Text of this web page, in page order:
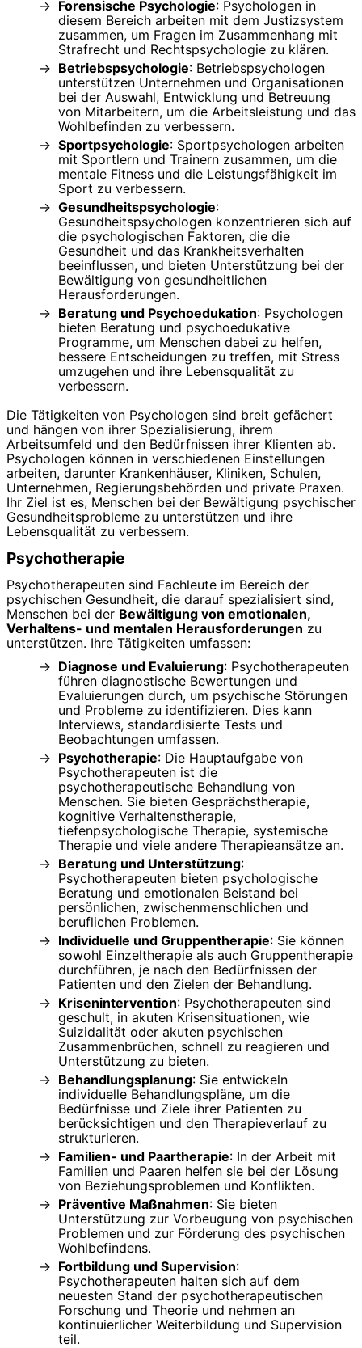
Forensische Psychologie: Psychologen in
diesem Bereich arbeiten mit dem Justizsystem
zusammen, um Fragen im Zusammenhang mit
Strafrecht und Rechtspsychologie zu klären.
Betriebspsychologie: Betriebspsychologen
unterstützen Unternehmen und Organisationen
bei der Auswahl, Entwicklung und Betreuung
von Mitarbeitern, um die Arbeitsleistung und das
Wohlbefinden zu verbessern.
Sportpsychologie: Sportpsychologen arbeiten
mit Sportlern und Trainern zusammen, um die
mentale Fitness und die Leistungsfähigkeit im
Sport zu verbessern.
Gesundheitspsychologie:
Gesundheitspsychologen konzentrieren sich auf
die psychologischen Faktoren, die die
Gesundheit und das Krankheitsverhalten
beeinflussen, und bieten Unterstützung bei der
Bewältigung von gesundheitlichen
Herausforderungen.
Beratung und Psychoedukation: Psychologen
bieten Beratung und psychoedukative
Programme, um Menschen dabei zu helfen,
bessere Entscheidungen zu treffen, mit Stress
umzugehen und ihre Lebensqualität zu
verbessern.
Die Tätigkeiten von Psychologen sind breit gefächert
und hängen von ihrer Spezialisierung, ihrem
Arbeitsumfeld und den Bedürfnissen ihrer Klienten ab.
Psychologen können in verschiedenen Einstellungen
arbeiten, darunter Krankenhäuser, Kliniken, Schulen,
Unternehmen, Regierungsbehörden und private Praxen.
Ihr Ziel ist es, Menschen bei der Bewältigung psychischer
Gesundheitsprobleme zu unterstützen und ihre
Lebensqualität zu verbessern.
Psychotherapie
Psychotherapeuten sind Fachleute im Bereich der
psychischen Gesundheit, die darauf spezialisiert sind,
Menschen bei der Bewältigung von emotionalen,
Verhaltens- und mentalen Herausforderungen zu
unterstützen. Ihre Tätigkeiten umfassen:
Diagnose und Evaluierung: Psychotherapeuten
führen diagnostische Bewertungen und
Evaluierungen durch, um psychische Störungen
und Probleme zu identifizieren. Dies kann
Interviews, standardisierte Tests und
Beobachtungen umfassen.
Psychotherapie: Die Hauptaufgabe von
Psychotherapeuten ist die
psychotherapeutische Behandlung von
Menschen. Sie bieten Gesprächstherapie,
kognitive Verhaltenstherapie,
tiefenpsychologische Therapie, systemische
Therapie und viele andere Therapieansätze an.
Beratung und Unterstützung:
Psychotherapeuten bieten psychologische
Beratung und emotionalen Beistand bei
persönlichen, zwischenmenschlichen und
beruflichen Problemen.
Individuelle und Gruppentherapie: Sie können
sowohl Einzeltherapie als auch Gruppentherapie
durchführen, je nach den Bedürfnissen der
Patienten und den Zielen der Behandlung.
Krisenintervention: Psychotherapeuten sind
geschult, in akuten Krisensituationen, wie
Suizidalität oder akuten psychischen
Zusammenbrüchen, schnell zu reagieren und
Unterstützung zu bieten.
Behandlungsplanung: Sie entwickeln
individuelle Behandlungspläne, um die
Bedürfnisse und Ziele ihrer Patienten zu
berücksichtigen und den Therapieverlauf zu
strukturieren.
Familien- und Paartherapie: In der Arbeit mit
Familien und Paaren helfen sie bei der Lösung
von Beziehungsproblemen und Konflikten.
Präventive Maßnahmen: Sie bieten
Unterstützung zur Vorbeugung von psychischen
Problemen und zur Förderung des psychischen
Wohlbefindens.
Fortbildung und Supervision:
Psychotherapeuten halten sich auf dem
neuesten Stand der psychotherapeutischen
Forschung und Theorie und nehmen an
kontinuierlicher Weiterbildung und Supervision
teil.